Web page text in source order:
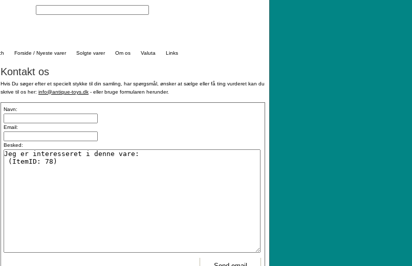
Forside / Nyeste varer Solgte varer Om os Valuta Links
Kontakt os
Hvis Du søger efter et specielt stykke til din samling, har spørgsmål, ønsker at sælge eller få ting vurderet kan du
skrive til os her: info@antique-toys.dk - eller bruge formularen herunder.
Navn:
Email:
Besked: